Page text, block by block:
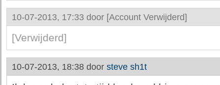
10-07-2013, 17:33 door [Account Verwijderd]
[Verwijderd]
10-07-2013, 18:38 door steve sh1t